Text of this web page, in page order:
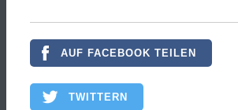
AUF FACEBOOK TEILEN
TWITTERN